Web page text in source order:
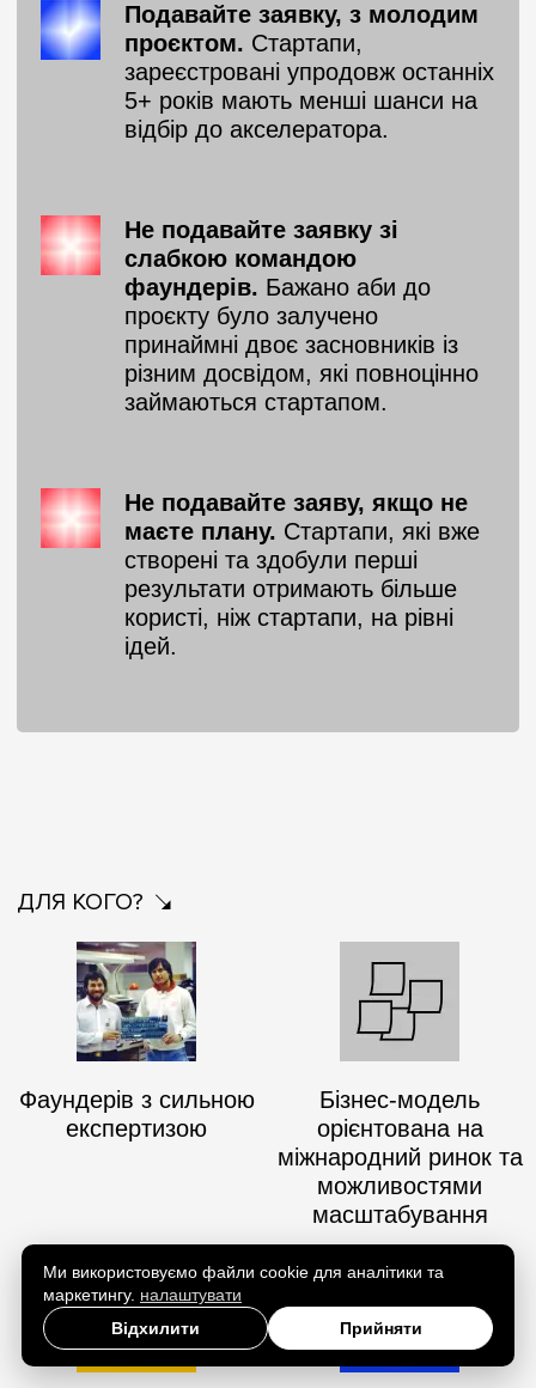
Подавайте заявку, з молодим
проєктом. Стартапи,
зареєстровані упродовж останніх
5+ років мають менші шанси на
відбір до акселератора.
Не подавайте заявку зі
слабкою командою
фаундерів. Бажано аби до
проєкту було залучено
принаймні двоє засновників із
різним досвідом, які повноцінно
займаються стартапом.
Не подавайте заяву, якщо не
маєте плану. Стартапи, які вже
створені та здобули перші
результати отримають більше
користі, ніж стартапи, на рівні
ідей.
ДЛЯ КОГО?
Фаундерів з сильною
експертизою
Бізнес-модель
орієнтована на
міжнародний ринок та
можливостями
масштабування
Ми використовуємо файли cookie для аналітики та
маркетингу. налаштувати
Відхилити
Прийняти